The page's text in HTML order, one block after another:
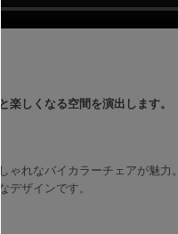
しくなる空間を演出します。
れなバイカラーチェアが魅力。
デザインです。